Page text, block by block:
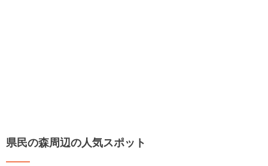
県民の森周辺の人気スポット